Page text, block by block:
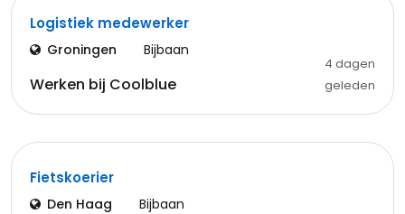
Logistiek medewerker
Groningen Bijbaan
Werken bij Coolblue
4 dagen
geleden
Fietskoerier
Den Haag Bijbaan